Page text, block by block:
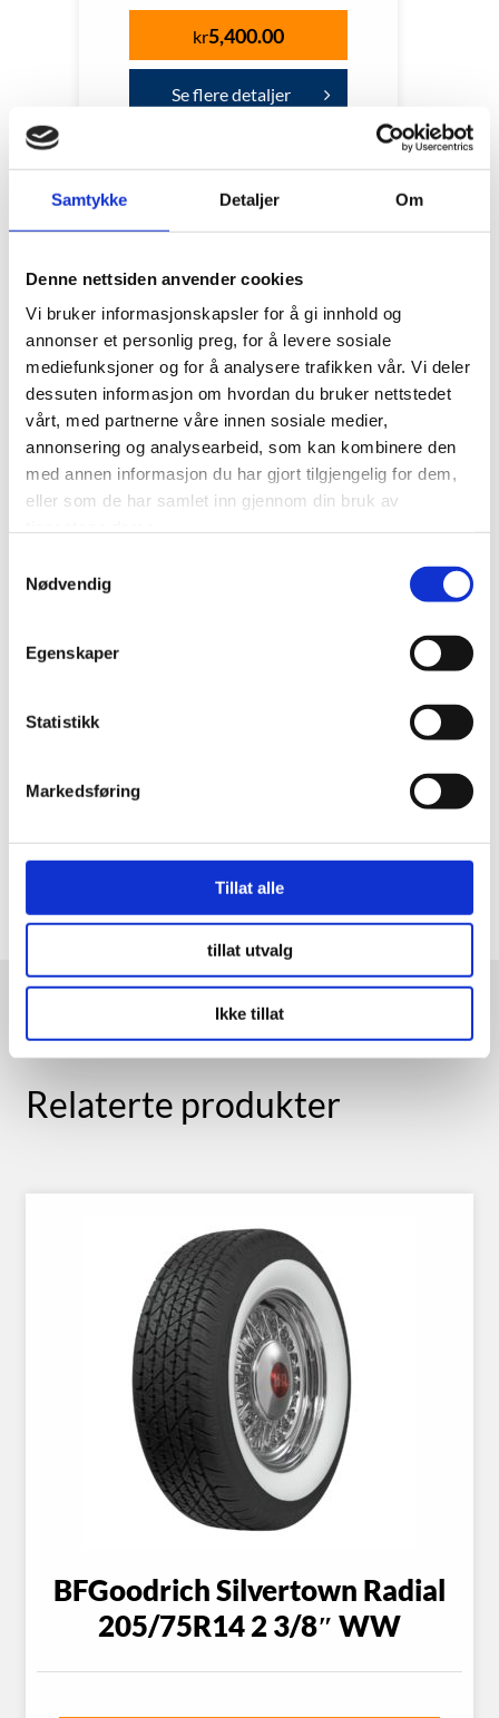
Samtykke Detaljer Om
Denne nettsiden anvender cookies
Vi bruker informasjonskapsler for å gi innhold og
annonser et personlig preg, for å levere sosiale
mediefunksjoner og for å analysere trafikken vår. Vi deler
dessuten informasjon om hvordan du bruker nettstedet
vårt, med partnerne våre innen sosiale medier,
annonsering og analysearbeid, som kan kombinere den
med annen informasjon du har gjort tilgjengelig for dem,
eller som de har samlet inn gjennom din bruk av
Nødvendig
Egenskaper
Statistikk
Markedsføring
Tillat alle
tillat utvalg
Ikke tillat
kr5,400.00
Se flere detaljer
BFGoodrich Bias
650-16 | 3 3/8″
WW
Relaterte produkter
BFGoodrich Silvertown Radial
205/75R14 2 3/8″ WW